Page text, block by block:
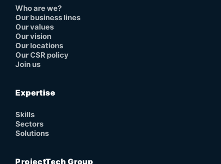
Who are we?
Our business lines
Our values
Our vision
Our locations
Our CSR policy
Join us
Expertise
Skills
Sectors
Solutions
ProjectTech Group